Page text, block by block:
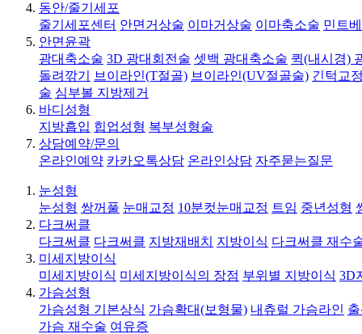
동안/줄기세포
줄기세포센터 안면거상술 이마거상술 이마축소술 민트
안면윤곽
광대축소술 3D 광대회전술 셋백 광대축소술 퀵(내시경)
돌려깎기
브이라인(T절골) 브이라인(UV절골술) 긴턱교
술 심부볼 지방제거
바디성형
지방흡입 힙업성형 복부성형술
상담예약/문의
온라인예약 카카오톡상담 온라인상담 자주묻는질문
눈성형
눈성형 쌍꺼풀 눈매교정 10분컷눈매교정 트임 중년성형
다크써클
다크써클 다크써클 지방재배치 지방이식 다크써클 재수
미세지방이식
미세지방이식 미세지방이식의 장점 부위별 지방이식 3D
가슴성형
가슴성형 기본상식 가슴확대(보형물) 내츄럴 가슴라인
가슴 재수술 여유증